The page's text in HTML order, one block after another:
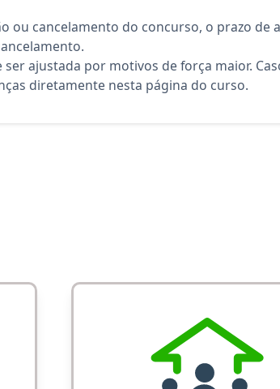
ou cancelamento do concurso, o prazo
ajustada por motivos de força maior.
diretamente nesta página do curso.